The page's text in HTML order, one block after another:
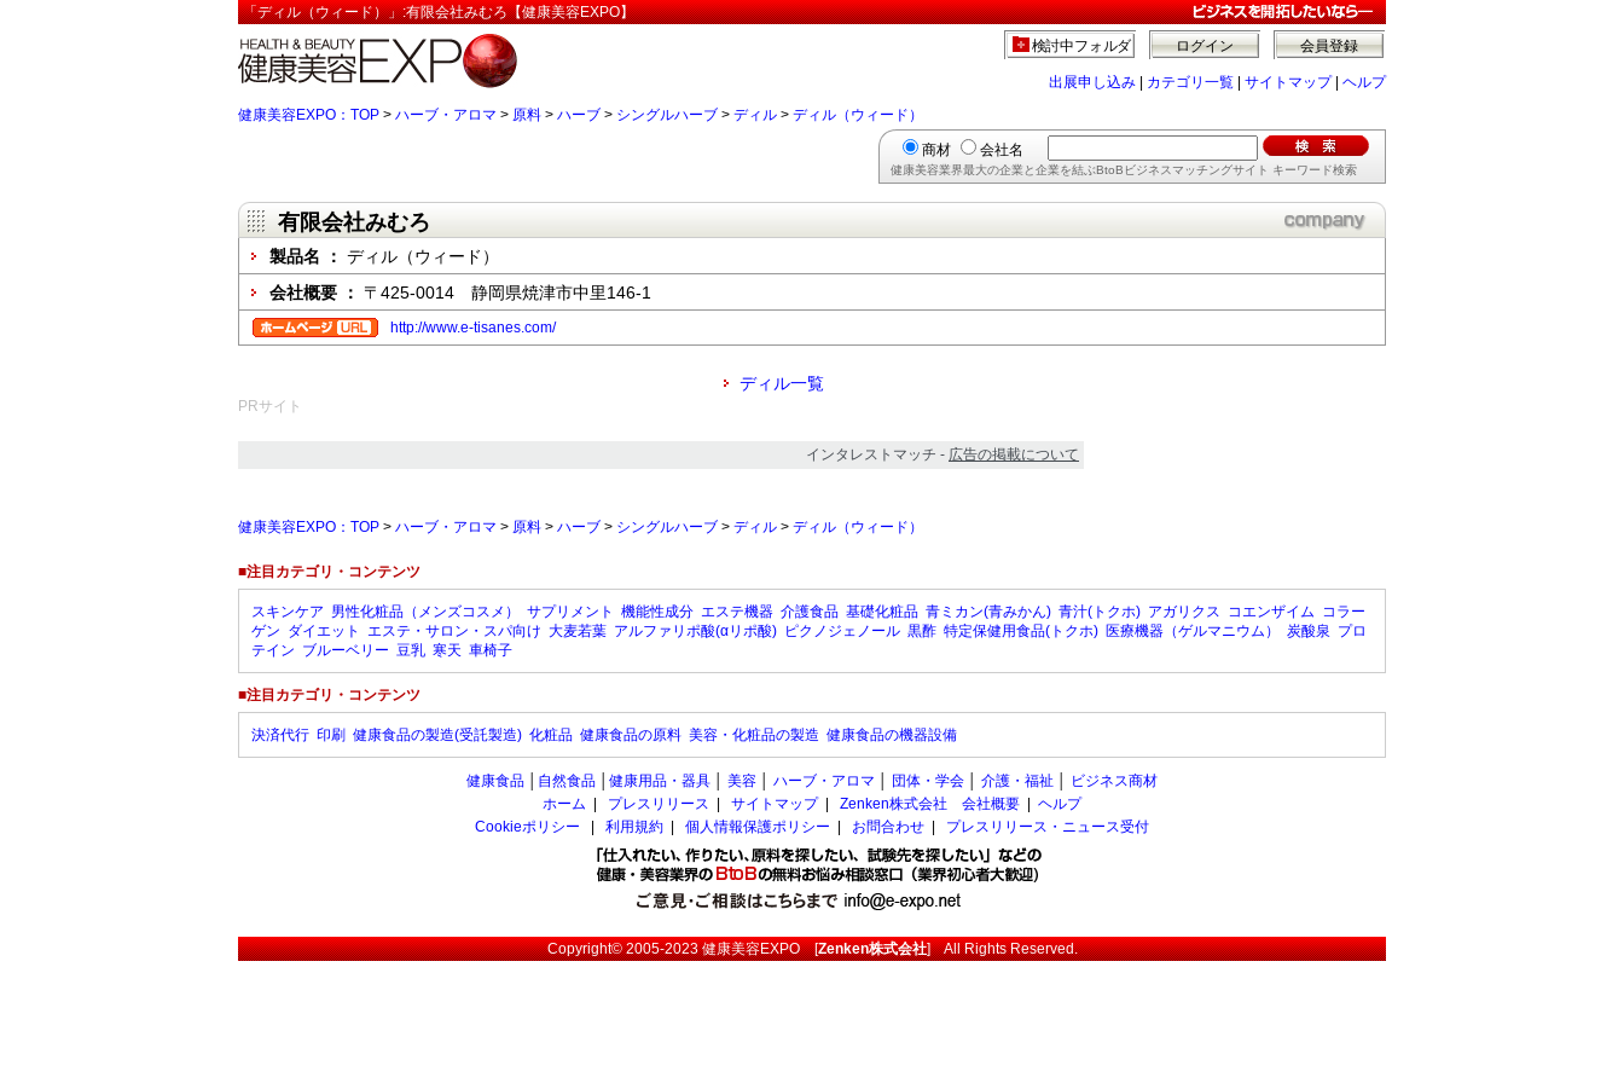
「ディル（ウィード）」:有限会社みむろ【健康美容EXPO】
会員登録
ログイン
検討中フォルダ
出展申し込み カテゴリ一覧 サイトマップ| ヘルプ
健康美容EXPO：TOP > ハーブ・アロマ > 原料 > ハーブ > シングルハーブ > ディル > ディル（ウィード）
商材 会社名
健康美容業界最大の企業と企業を結ぶBtoBビジネスマッチングサイト キーワード検索
有限会社みむろ
製品名 ： ディル（ウィード）
会社概要 ： 〒425-0014 静岡県焼津市中里146-1
http://www.e-tisanes.com/
ディル一覧
PRサイト
インタレストマッチ - 広告の掲載について
健康美容EXPO：TOP > ハーブ・アロマ > 原料 > ハーブ > シングルハーブ > ディル > ディル（ウィード）
■注目カテゴリ・コンテンツ
スキンケア 男性化粧品（メンズコスメ） サプリメント 機能性成分 エステ機器 介護食品 基礎化粧品 青ミカン(青みかん) 青汁(トクホ) アガリクス コエンザイム コラー
ゲン ダイエット エステ・サロン・スパ向け 大麦若葉 アルファリポ酸(αリポ酸) ピクノジェノール 黒酢 特定保健用食品(トクホ) 医療機器（ゲルマニウム） 炭酸泉 プロ
テイン ブルーベリー 豆乳 寒天 車椅子
■注目カテゴリ・コンテンツ
決済代行 印刷 健康食品の製造(受託製造) 化粧品 健康食品の原料 美容・化粧品の製造 健康食品の機器設備
健康食品 自然食品 健康用品・器具 美容 ハーブ・アロマ 団体・学会 介護・福祉
ビジネス商材
ホーム
プレスリリース サイトマップ| Zenken株式会社 会社概要
ヘルプ
Cookieポリシー
利用規約 個人情報保護ポリシー お問合わせ プレスリリース・ニュース受付
Copyright© 2005-2023健康美容EXPO[Zenken株式会社] All Rights Reserved.